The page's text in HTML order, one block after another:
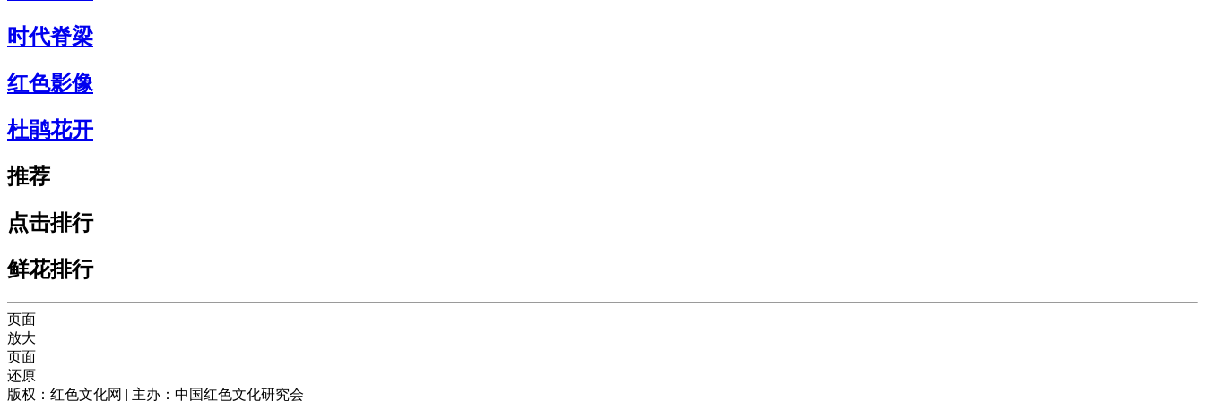
时代脊梁
红色影像
杜鹃花开
推荐
点击排行
鲜花排行
页面
放大
页面
还原
版权：红色文化网 | 主办：中国红色文化研究会